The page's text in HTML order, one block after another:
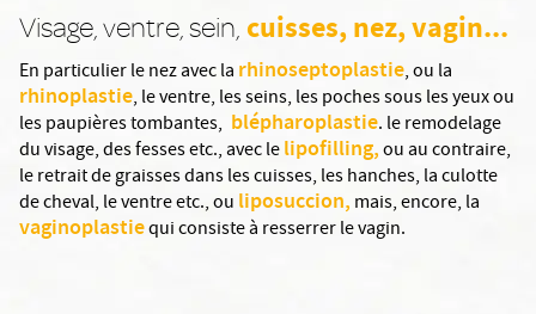
Visage, ventre, sein, cuisses, nez, vagin...
En particulier le nez avec la rhinoseptoplastie, ou la
rhinoplastie, le ventre, les seins, les poches sous les yeux ou
les paupières tombantes, blépharoplastie. le remodelage
du visage, des fesses etc., avec lelipofilling,ou au contraire,
le retrait de graisses dans les cuisses, les hanches, la culotte
de cheval, le ventre etc., ou liposuccion, mais, encore, la
vaginoplastiequi consiste à resserrer le vagin.